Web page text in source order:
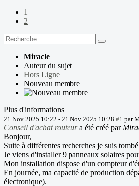
1
2
Miracle
Auteur du sujet
Hors Ligne
Nouveau membre
Plus d'informations
21 Nov 2025 10:22 - 21 Nov 2025 10:28 #1 par
Conseil d'achat routeura été créé par
Bonjour,
Suite à différentes recherches je suis
Je viens d'installer 9 panneaux solaires
Mon installation dispose d'un compteur
En journée, ma capacité de production
électronique).